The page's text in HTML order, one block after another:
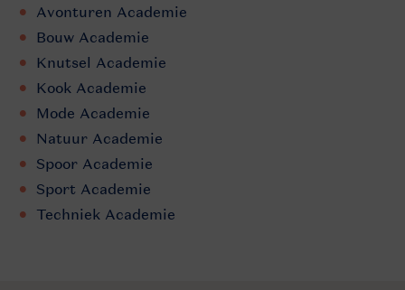
Avonturen Academie
Bouw Academie
Knutsel Academie
Kook Academie
Mode Academie
Natuur Academie
Spoor Academie
Sport Academie
Techniek Academie